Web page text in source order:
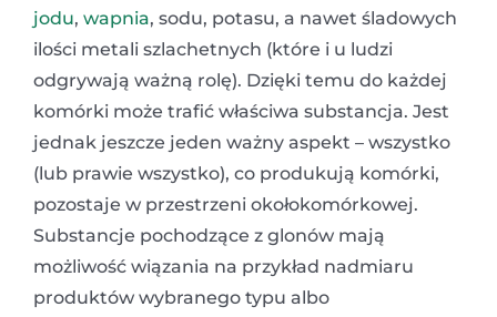
jodu, wapnia, sodu, potasu, a nawet śladowych
ilości metali szlachetnych (które i u ludzi
odgrywają ważną rolę). Dzięki temu do każdej
komórki może trafić właściwa substancja. Jest
jednak jeszcze jeden ważny aspekt – wszystko
(lub prawie wszystko), co produkują komórki,
pozostaje w przestrzeni okołokomórkowej.
Substancje pochodzące z glonów mają
możliwość wiązania na przykład nadmiaru
produktów wybranego typu albo